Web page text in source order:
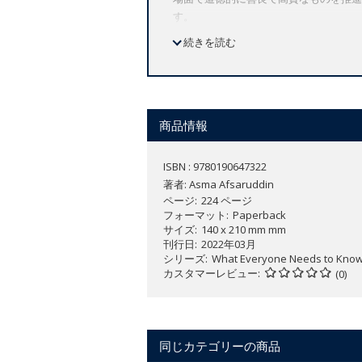
す。
本書は、ジハード主義運動について、
法律、社会政治など、さまざまな観点
Explores jihad from multiple
Addresses popular
The word "jihad" is everywhere in
Muslim-majority societies. This
distorted, and ahistorical
implement what is morally good and
the great need for a discussion of
multiple perspectives: scriptural,
続きを読む
商品情報
ISBN : 9780190647322
著者: Asma Afsaruddin
ページ 224 ページ
フォーマット
Paperback
サイズ 140 x 210 mm mm
刊行日 2022年03月
シリーズ What Everyone Needs to
カスタマーレビュー
(0)
同じカテゴリーの商品